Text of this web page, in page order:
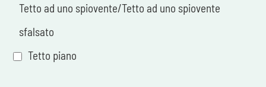
Tetto ad uno spiovente/Tetto ad uno spiovente
sfalsato
Tetto piano